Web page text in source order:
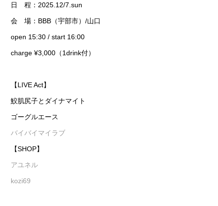
日 程：2025.12/7.sun
会 場：BBB（宇部市）/山口
open 15:30 / start 16:00
charge ¥3,000（1drink付）
【LIVE Act】
鮫肌尻子とダイナマイト
ゴーグルエース
バイバイマイラブ
【SHOP】
アユネル
kozi69